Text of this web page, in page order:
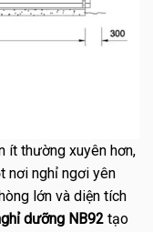
ít thường xuyên hơn,
nơi nghỉ ngơi yên
lớn và diện tích
dưỡng NB92 tạo